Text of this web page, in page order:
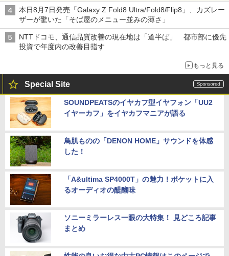
本日8月7日発売「Galaxy Z Fold8 Ultra/Fold8/Flip8」、カズレー
ザーが驚いた「そば屋のメニュー並みの薄さ」
NTTドコモ、通信品質改善の現在地は「道半ば」 都市部に優先
投資で年度内の改善目指す
もっと見る
Special Site
SOUNDPEATSのイヤカフ型イヤフォン「UU2
イヤーカフ」をイヤカフマニアが語る
鳥肌ものの「DENON HOME」サウンドを体感
した！
「A&ultima SP4000T」の魅力！ポケットに入
るオーディオの醍醐味
ソニーミラーレス一眼の大特集！ 見どころ記事
まとめ